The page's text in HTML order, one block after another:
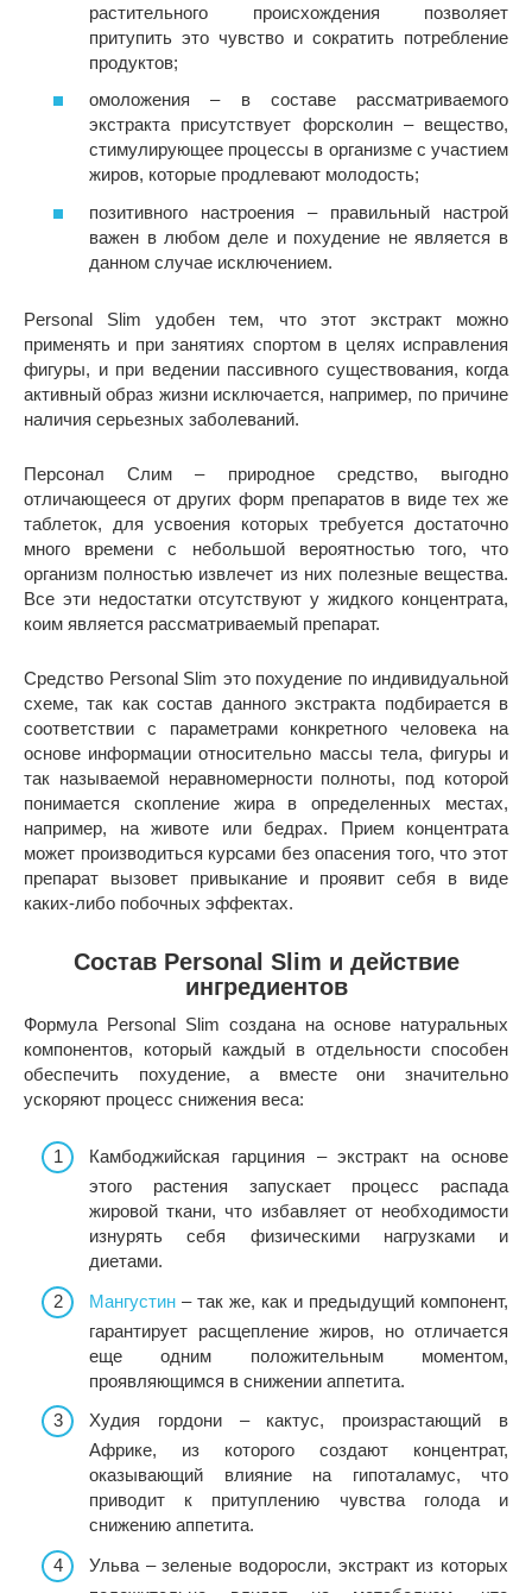
растительного происхождения позволяет
притупить это чувство и сократить потребление
продуктов;
омоложения – в составе рассматриваемого
экстракта присутствует форсколин – вещество,
стимулирующее процессы в организме с участием
жиров, которые продлевают молодость;
позитивного настроения – правильный настрой
важен в любом деле и похудение не является в
данном случае исключением.
Personal Slim удобен тем, что этот экстракт можно
применять и при занятиях спортом в целях исправления
фигуры, и при ведении пассивного существования, когда
активный образ жизни исключается, например, по причине
наличия серьезных заболеваний.
Персонал Слим – природное средство, выгодно
отличающееся от других форм препаратов в виде тех же
таблеток, для усвоения которых требуется достаточно
много времени с небольшой вероятностью того, что
организм полностью извлечет из них полезные вещества.
Все эти недостатки отсутствуют у жидкого концентрата,
коим является рассматриваемый препарат.
Средство Personal Slim это похудение по индивидуальной
схеме, так как состав данного экстракта подбирается в
соответствии с параметрами конкретного человека на
основе информации относительно массы тела, фигуры и
так называемой неравномерности полноты, под которой
понимается скопление жира в определенных местах,
например, на животе или бедрах. Прием концентрата
может производиться курсами без опасения того, что этот
препарат вызовет привыкание и проявит себя в виде
каких-либо побочных эффектах.
Состав Personal Slim и действие
ингредиентов
Формула Personal Slim создана на основе натуральных
компонентов, который каждый в отдельности способен
обеспечить похудение, а вместе они значительно
ускоряют процесс снижения веса:
Камбоджийская гарциния – экстракт на основе
этого растения запускает процесс распада
жировой ткани, что избавляет от необходимости
изнурять себя физическими нагрузками и
диетами.
Мангустин – так же, как и предыдущий компонент,
гарантирует расщепление жиров, но отличается
еще одним положительным моментом,
проявляющимся в снижении аппетита.
Худия гордони – кактус, произрастающий в
Африке, из которого создают концентрат,
оказывающий влияние на гипоталамус, что
приводит к притуплению чувства голода и
снижению аппетита.
Ульва – зеленые водоросли, экстракт из которых